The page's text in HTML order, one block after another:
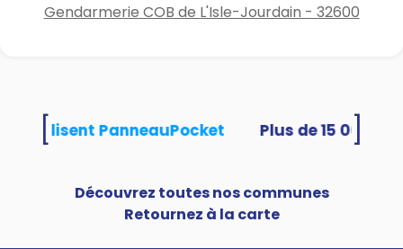
Gendarmerie COB de L'Isle-Jourdain - 32600
utilisent PanneauPocket
Découvrez toutes nos communes
Retournez à la carte